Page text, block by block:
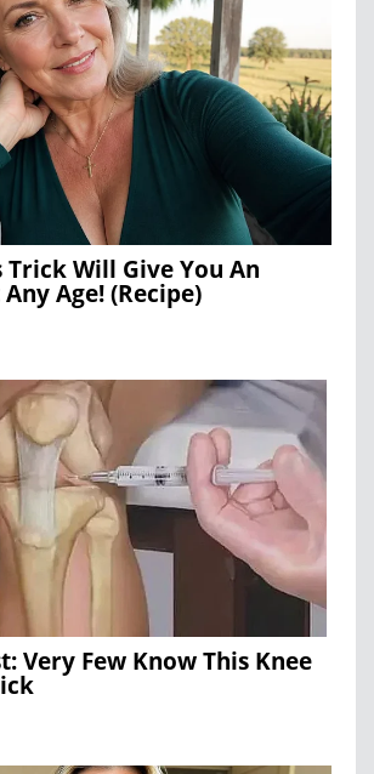
Trick Will Give You An
Age! (Recipe)
Very Few Know This Knee